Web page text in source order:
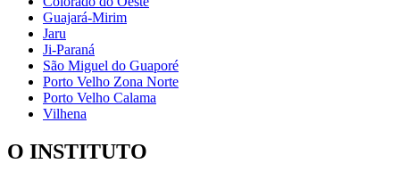
Guajará-Mirim
Jaru
Ji-Paraná
São Miguel do Guaporé
Porto Velho Zona Norte
Porto Velho Calama
Vilhena
O INSTITUTO